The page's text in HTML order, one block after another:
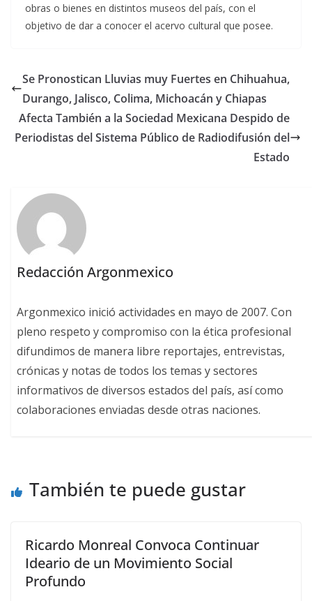
obras o bienes en distintos museos del país, con el
objetivo de dar a conocer el acervo cultural que posee.
Se Pronostican Lluvias muy Fuertes en Chihuahua,
Durango, Jalisco, Colima, Michoacán y Chiapas
Afecta También a la Sociedad Mexicana Despido de
Periodistas del Sistema Público de Radiodifusión del
Estado
Redacción Argonmexico
Argonmexico inició actividades en mayo de 2007. Con
pleno respeto y compromiso con la ética profesional
difundimos de manera libre reportajes, entrevistas,
crónicas y notas de todos los temas y sectores
informativos de diversos estados del país, así como
colaboraciones enviadas desde otras naciones.
También te puede gustar
Ricardo Monreal Convoca Continuar
Ideario de un Movimiento Social
Profundo